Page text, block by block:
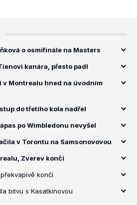
o osmifinále na Masters
kanára, přesto padl
v Montrealu hned na úvodním
do třetího kola nadřel
po Wimbledonu nevyšel
v Torontu na Samsonovovou
Zverev končí
končí
bitvu s Kasatkinovou